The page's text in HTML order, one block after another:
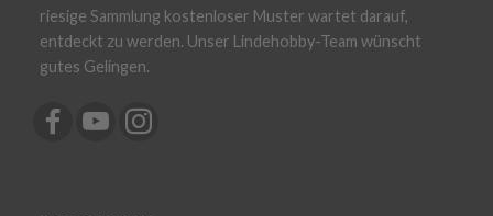
riesige Sammlung kostenloser Muster wartet darauf,
entdeckt zu werden. Unser Lindehobby-Team wünscht
gutes Gelingen.